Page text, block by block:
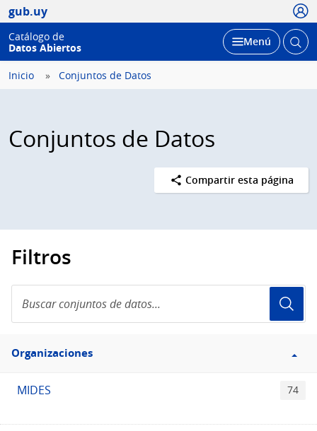
gub.uy
Catálogo de
Datos Abiertos
Desplegar
Menú Abrir
Inicio Conjuntos de Datos
Conjuntos de Datos
Compartir esta página
Filtros
conjuntos
de
Filtro
Organizaciones
Organizaciones
MIDES 74